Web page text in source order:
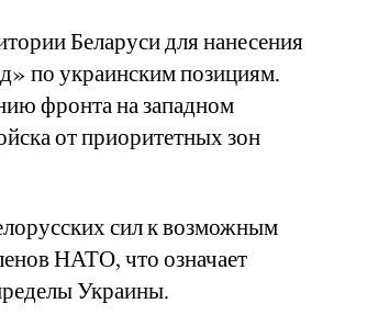
Беларуси для нанесения
по украинским позициям.
фронта на западном
от приоритетных зон
сил к возможным
НАТО, что означает
Украины.